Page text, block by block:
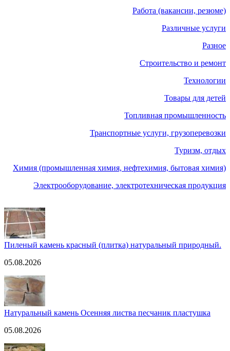
Работа (вакансии, резюме)
Различные услуги
Разное
Строительство и ремонт
Технологии
Товары для детей
Топливная промышленность
Транспортные услуги, грузоперевозки
Туризм, отдых
Химия (промышленная химия, нефтехимия, бытовая химия)
Электрооборудование, электротехническая продукция
Пиленый камень красный (плитка) натуральный природный.
05.08.2026
Натуральный камень Осенняя листва песчаник пластушка
05.08.2026